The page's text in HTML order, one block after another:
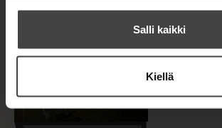
Salli kaikki
Kiellä